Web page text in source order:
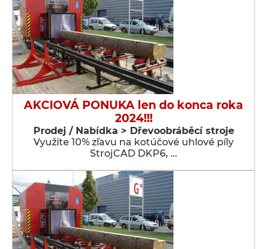
AKCIOVÁ PONUKA len do konca roka
2024!!!
Prodej / Nabídka > Dřevoobráběcí stroje
Využite 10% zľavu na kotúčové uhlové píly
StrojCAD DKP6, …